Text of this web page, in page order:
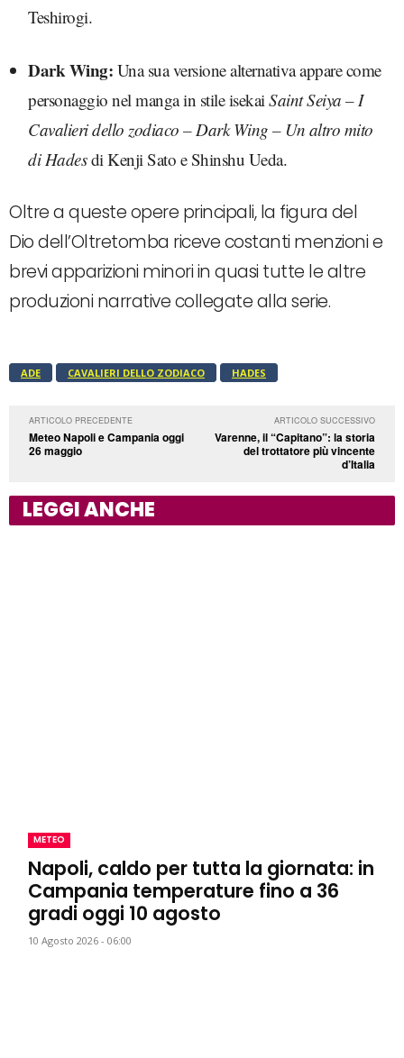
Teshirogi.
Dark Wing: Una sua versione alternativa appare come
personaggio nel manga in stile isekaiSaint Seiya – I
Cavalieri dello zodiaco – Dark Wing – Un altro mito
di Hadesdi Kenji Sato e Shinshu Ueda.
Oltre a queste opere principali, la figura del
Dio dell’Oltretomba riceve costanti menzioni e
brevi apparizioni minori in quasi tutte le altre
produzioni narrative collegate alla serie.
ADE CAVALIERI DELLO ZODIACO HADES
ARTICOLO PRECEDENTE
Meteo Napoli e Campania oggi
26 maggio
ARTICOLO SUCCESSIVO
Varenne, il “Capitano”: la storia
del trottatore più vincente
d’Italia
LEGGI ANCHE
METEO
Napoli, caldo per tutta la giornata: in
Campania temperature fino a 36
gradi oggi 10 agosto
10 Agosto 2026 - 06:00